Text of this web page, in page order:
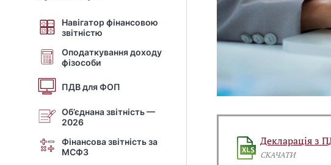
Навігатор фінансовою
звітністю
Оподаткування доходу
фізособи
ПДВ для ФОП
Об’єднана звітність —
2026
Фінансова звітність за
МСФЗ
Декларація з
СКАЧАТИ